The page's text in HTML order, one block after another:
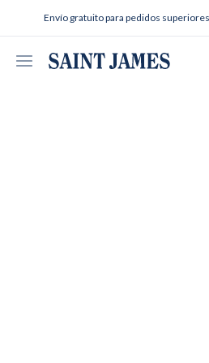
Envío gratuito para pedidos
Abrir menú